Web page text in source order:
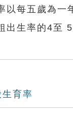
以每五歲為
生率的4至 5
育率